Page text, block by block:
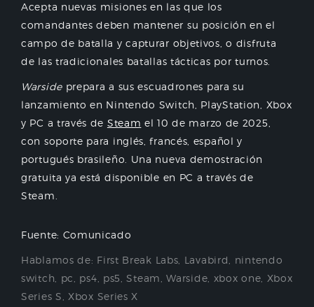
Acepta nuevas misiones en las que los
comandantes deben mantener su posición en el
campo de batalla y capturar objetivos, o disfruta
de las tradicionales batallas tácticas por turnos.
Warsideprepara a sus escuadrones para su
lanzamiento en Nintendo Switch, PlayStation, Xbox
y PC a través de Steam el 10 de marzo de 2025,
con soporte para inglés, francés, español y
portugués brasileño. Una nueva demostración
gratuita ya está disponible en PC a través de
Steam.
Fuente: Comunicado
Hablamos de: First Break Labs Lavabird
nintendo
switch
pc ps4 ps5 ,Steam ,Warside xbox one Xbox
Series S
Xbox Series X